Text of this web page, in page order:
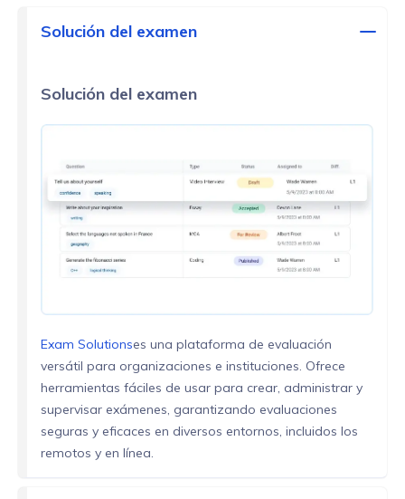
Solución del examen
Solución del examen
Exam Solutionses una plataforma de evaluación
versátil para organizaciones e instituciones. Ofrece
herramientas fáciles de usar para crear, administrar y
supervisar exámenes, garantizando evaluaciones
seguras y eficaces en diversos entornos, incluidos los
remotos y en línea.